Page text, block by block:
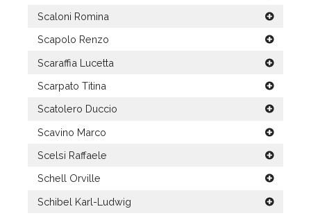
Scaloni Romina
Scapolo Renzo
Scaraffia Lucetta
Scarpato Titina
Scatolero Duccio
Scavino Marco
Scelsi Raffaele
Schell Orville
Schibel Karl-Ludwig